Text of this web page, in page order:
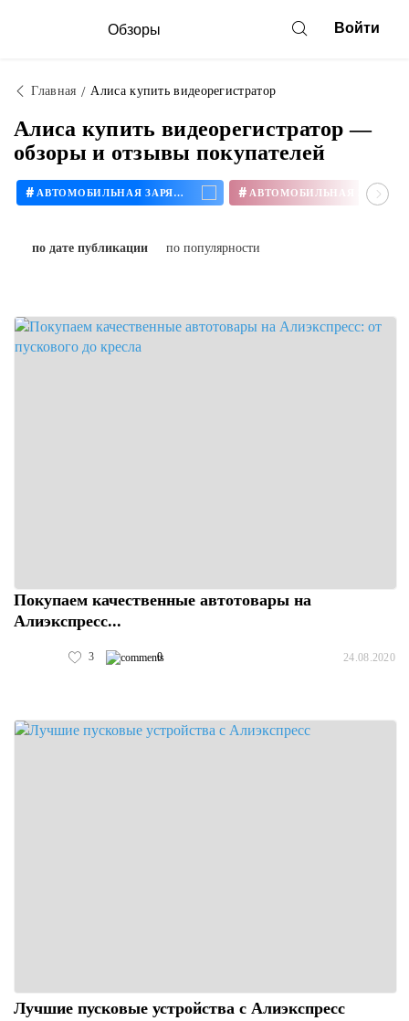
Обзоры Войти
Главная Алиса купить видеорегистратор
Алиса купить видеорегистратор —
обзоры и отзывы покупателей
# АВТОМОБИЛЬНАЯ ЗАРЯДКА #
по дате публикации по популярности
Покупаем качественные автотовары на
Алиэкспресс...
3 0 24.08.2020
Лучшие пусковые устройства с Алиэкспресс